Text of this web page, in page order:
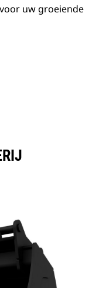
uw groeiende